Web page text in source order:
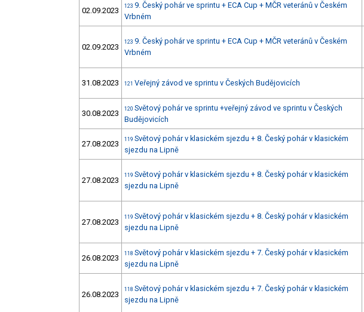
02.09.2023 123 9. Český pohár ve sprintu + ECA Cup + MČR veteránů v Českém
Vrbném
02.09.2023
123 9. Český pohár ve sprintu + ECA Cup + MČR veteránů v Českém
Vrbném
31.08.2023 121 Veřejný závod ve sprintu v Českých Budějovicích
30.08.2023 120 Světový pohár ve sprintu +veřejný závod ve sprintu v Českých
Budějovicích
27.08.2023 119 Světový pohár v klasickém sjezdu + 8. Český pohár v klasickém
sjezdu na Lipně
27.08.2023
119 Světový pohár v klasickém sjezdu + 8. Český pohár v klasickém
sjezdu na Lipně
27.08.2023
119 Světový pohár v klasickém sjezdu + 8. Český pohár v klasickém
sjezdu na Lipně
26.08.2023 118 Světový pohár v klasickém sjezdu + 7. Český pohár v klasickém
sjezdu na Lipně
26.08.2023
118 Světový pohár v klasickém sjezdu + 7. Český pohár v klasickém
sjezdu na Lipně